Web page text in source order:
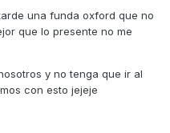
una funda oxford que no
que lo presente no me
y no tenga que ir al
con esto jejeje